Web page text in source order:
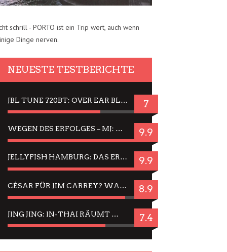
schrill - PORTO ist ein Trip wert, auch wenn
Dinge nerven.
NEUESTE TESTBERICHTE
JBL TUNE 720BT: OVER EAR BLUETOOTH KOPFHÖRER UM DIE 50,-€ IM DAUER-TEST 7
WEGEN DES ERFOLGES – MJ: MICHAEL JACKSON MUSICAL IN EINER MATINEE SEHEN 9.9
JELLYFISH HAMBURG: DAS ERFOLGREICHE SOMMER-MENÜ 2025 IN GEFÜHLEN UND BILDERN 9.9
CÉSAR FÜR JIM CARREY? WARUM DAS EINER DER NERVIGSTEN ACTORS IST UND BLEIBT 8.9
JING JING: IN-THAI RÄUMT WIEDER TITEL AB – EIN ZWEI-STUNDEN-ERLEBNISBERICHT 7.4